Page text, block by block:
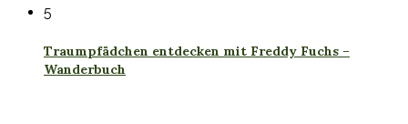
5
Traumpfädchen entdecken mit Freddy Fuchs –
Wanderbuch